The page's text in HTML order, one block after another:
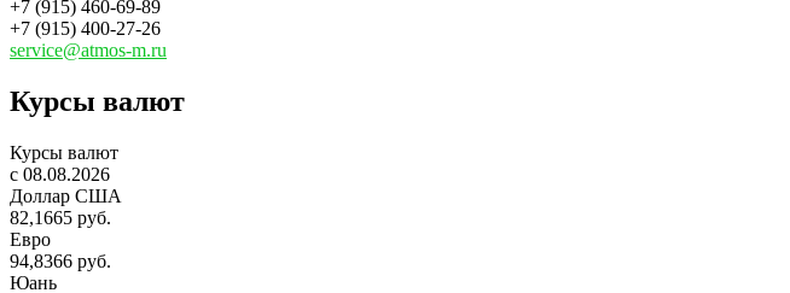
+7 (915) 460-69-89
+7 (915) 400-27-26
service@atmos-m.ru
Курсы валют
Курсы валют
c 08.08.2026
Доллар США
82,1665 руб.
Евро
94,8366 руб.
Юань